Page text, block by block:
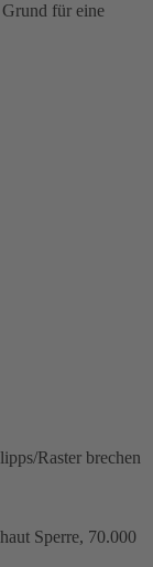
für eine
Raster brechen
Sperre, 70.000